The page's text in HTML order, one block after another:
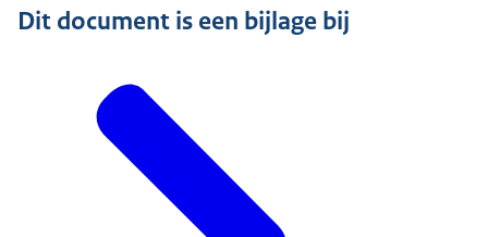
Dit document is een bijlage bij